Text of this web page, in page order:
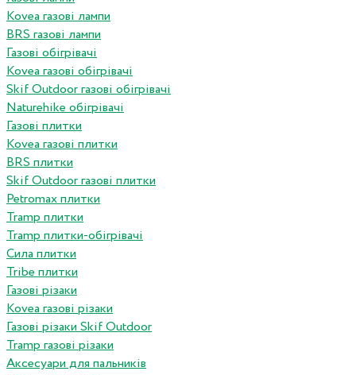
Kovea газові лампи
BRS газові лампи
Газові обігрівачі
Kovea газові обігрівачі
Skif Outdoor газові обігрівачі
Naturehike обігрівачі
Газові плитки
Kovea газові плитки
BRS плитки
Skif Outdoor газові плитки
Petromax плитки
Tramp плитки
Tramp плитки-обігрівачі
Сила плитки
Tribe плитки
Газові різаки
Kovea газові різаки
Газові різаки Skif Outdoor
Tramp газові різаки
Аксесуари для пальників